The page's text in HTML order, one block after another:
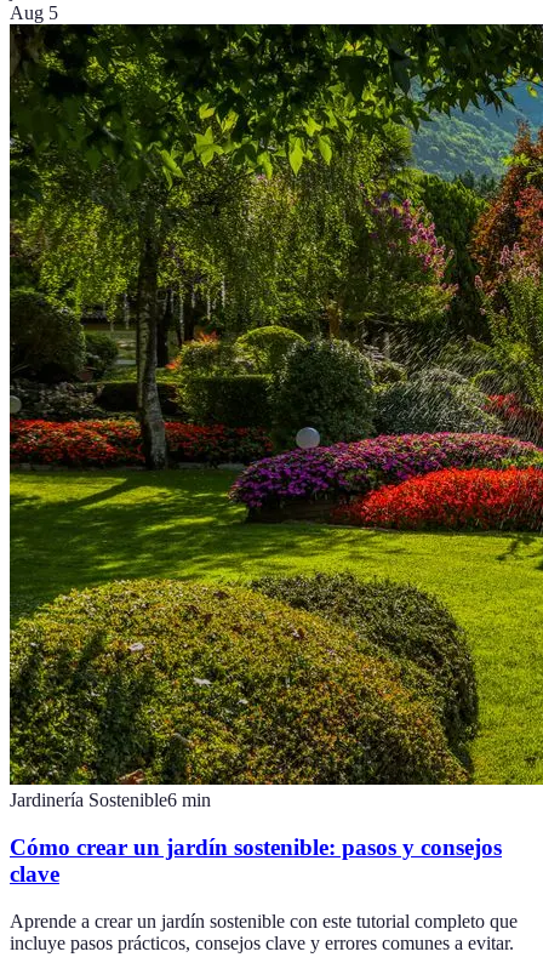
Aug 5
Jardinería Sostenible6 min
Cómo crear un jardín sostenible: pasos y consejos
clave
Aprende a crear un jardín sostenible con este tutorial completo que
incluye pasos prácticos, consejos clave y errores comunes a evitar.